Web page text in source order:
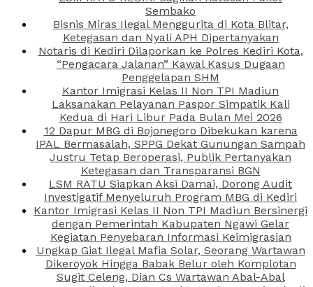
Sembako
Bisnis Miras Ilegal Menggurita di Kota Blitar,
Ketegasan dan Nyali APH Dipertanyakan
Notaris di Kediri Dilaporkan ke Polres Kediri Kota,
“Pengacara Jalanan” Kawal Kasus Dugaan
Penggelapan SHM
Kantor Imigrasi Kelas II Non TPI Madiun
Laksanakan Pelayanan Paspor Simpatik Kali
Kedua di Hari Libur Pada Bulan Mei 2026
12 Dapur MBG di Bojonegoro Dibekukan karena
IPAL Bermasalah, SPPG Dekat Gunungan Sampah
Justru Tetap Beroperasi, Publik Pertanyakan
Ketegasan dan Transparansi BGN
LSM RATU Siapkan Aksi Damai, Dorong Audit
Investigatif Menyeluruh Program MBG di Kediri
Kantor Imigrasi Kelas II Non TPI Madiun Bersinergi
dengan Pemerintah Kabupaten Ngawi Gelar
Kegiatan Penyebaran Informasi Keimigrasian
Ungkap Giat Ilegal Mafia Solar, Seorang Wartawan
Dikeroyok Hingga Babak Belur oleh Komplotan
Sugit Celeng, Dian Cs Wartawan Abal-Abal